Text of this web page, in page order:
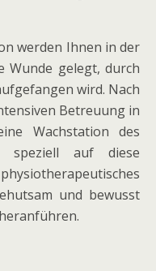
werden Ihnen in der
Wunde gelegt, durch
wird. Nach
Betreuung in
Wachstation des
speziell auf diese
und bewusst